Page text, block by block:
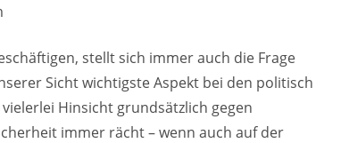
stellt sich immer auch die Frage
Sicht wichtigste Aspekt bei den politisch
Hinsicht grundsätzlich gegen
immer rächt – wenn auch auf der